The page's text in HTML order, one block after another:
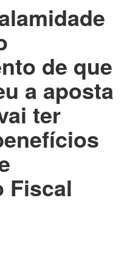
de que
a aposta
ter
Fiscal